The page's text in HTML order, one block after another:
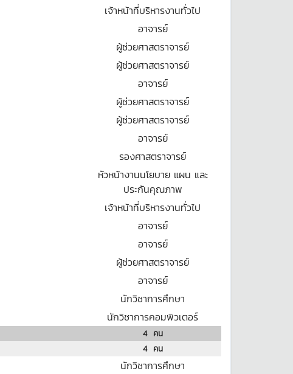
เจ้าหน้าที่บริหารงานทั่วไป
อาจารย์
ผู้ช่วยศาสตราจารย์
ผู้ช่วยศาสตราจารย์
อาจารย์
ผู้ช่วยศาสตราจารย์
ผู้ช่วยศาสตราจารย์
อาจารย์
รองศาสตราจารย์
หัวหน้างานนโยบาย แผน และ
ประกันคุณภาพ
เจ้าหน้าที่บริหารงานทั่วไป
อาจารย์
อาจารย์
ผู้ช่วยศาสตราจารย์
อาจารย์
นักวิชาการศึกษา
นักวิชาการคอมพิวเตอร์
4คน
4คน
นักวิชาการศึกษา